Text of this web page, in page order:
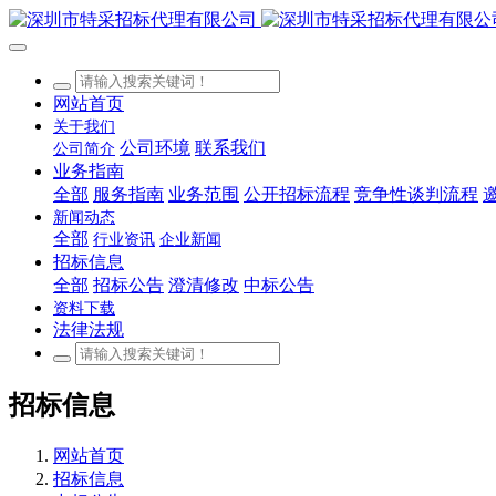
网站首页
关于我们
公司简介 公司环境 联系我们
业务指南
全部 服务指南 业务范围 公开招标流程 竞争性谈判流程
新闻动态
全部 行业资讯 企业新闻
招标信息
全部 招标公告 澄清修改 中标公告
资料下载
法律法规
招标信息
网站首页
招标信息